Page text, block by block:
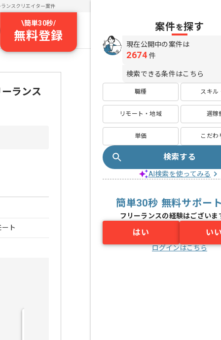
ランスクリエイター案件
\簡単30秒/
無料登録
ランス
ト
案件を探す
現在公開中の案件は
2674 件
検索できる条件はこちら
職種 スキル
リモート・地域 週稼
単価 こだわ
検索する
AI検索を使ってみる
簡単30秒 無料サポー
フリーランスの経験はございま
はい い
ログインはこちら